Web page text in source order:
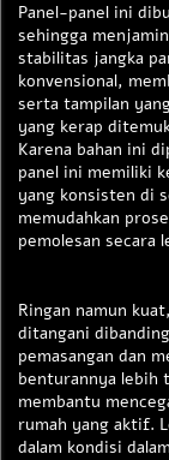
Panel-panel ini
sehingga
stabilitas jangka
konvensional,
serta tampilan
yang kerap
Karena bahan ini
panel ini memiliki
yang konsisten di
memudahkan
pemolesan secara
Ringan namun
ditangani
pemasangan dan
benturannya lebih
membantu
rumah yang aktif.
dalam kondisi